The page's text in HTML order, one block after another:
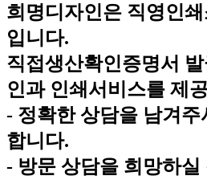
희명디자인은 직영인
입니다.
직접생산확인증명서
인과 인쇄서비스를 제
- 정확한 상담을 남겨주
합니다.
- 방문 상담을 희망하